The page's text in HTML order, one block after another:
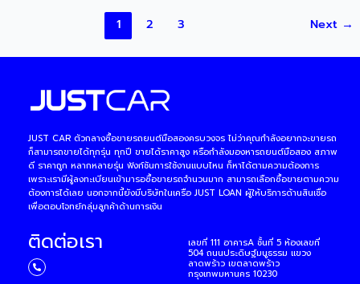
1 2 3 Next →
JUST CAR ตัวกลางซื้อขายรถยนต์มือสองครบวงจร ไม่ว่าคุณกำลังอยากจะขายรถ
ก็สามารถขายได้ทุกรุ่น ทุกปี ขายได้ราคาสูง หรือกำลังมองหารถยนต์มือสอง สภาพ
ดี ราคาถูก หลากหลายรุ่น ฟังก์ชันการใช้งานแบบไหน ก็หาได้ตามความต้องการ
เพราะเรามีผู้ลงทะเบียนเข้ามารอซื้อขายรถจำนวนมาก สามารถเลือกซื้อขายตามความ
ต้องการได้เลย นอกจากนี้ยังมีบริษัทในเครือ JUST LOAN ผูัให้บริการด้านสินเชื่อ
เพื่อตอบโจทย์กลุ่มลูกค้าด้านการเงิน
ติดต่อเรา เลขที่ 111 อาคารA ชั้นที่ 5 ห้องเลขที่
504 ถนนประดิษฐ์มนูธรรม แขวง
ลาดพร้าว เขตลาดพร้าว
กรุงเทพมหานคร 10230